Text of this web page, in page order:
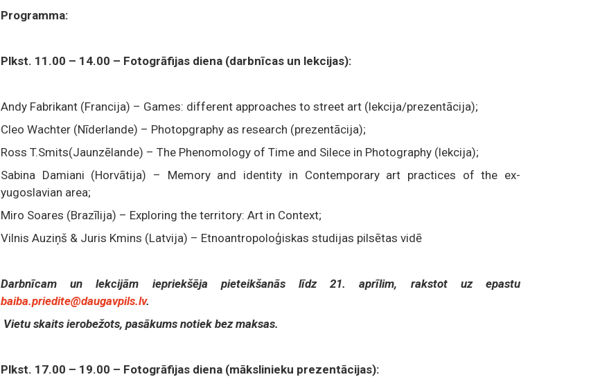
Programma:
Plkst. 11.00 – 14.00 – Fotogrāfijas diena (darbnīcas un lekcijas):
Andy Fabrikant (Francija) – Games: different approaches to street art (lekcija/prezentācija);
Cleo Wachter (Nīderlande) – Photopgraphy as research (prezentācija);
Ross T.Smits(Jaunzēlande) – The Phenomology of Time and Silece in Photography (lekcija);
Sabina Damiani (Horvātija) – Memory and identity in Contemporary art practices of the ex-
yugoslavian area;
Miro Soares (Brazīlija) – Exploring the territory: Art in Context;
Vilnis Auziņš & Juris Kmins (Latvija) – Etnoantropoloģiskas studijas pilsētas vidē
Darbnīcam un lekcijām iepriekšēja pieteikšanās līdz 21. aprīlim, rakstot uz epastu
baiba.priedite@daugavpils.lv.
Vietu skaits ierobežots, pasākums notiek bez maksas.
Plkst. 17.00 – 19.00 – Fotogrāfijas diena (mākslinieku prezentācijas):